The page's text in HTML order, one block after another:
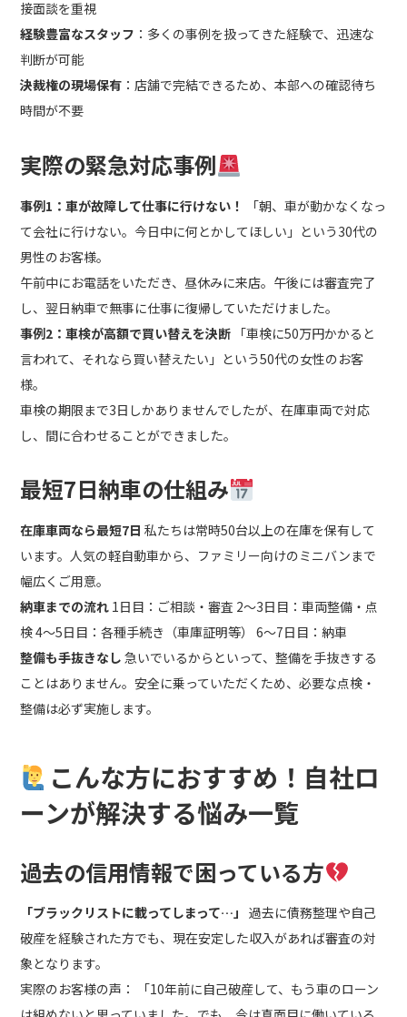
接面談を重視
経験豊富なスタッフ ：多くの事例を扱ってきた経験で、迅速な
判断が可能
決裁権の現場保有 ：店舗で完結できるため、本部への確認待ち
時間が不要
実際の緊急対応事例
事例1：車が故障して仕事に行けない！
「朝、車が動かなくなっ
て会社に行けない。今日中に何とかしてほしい」という30代の
男性のお客様。
午前中にお電話をいただき、昼休みに来店。午後には審査完了
し、翌日納車で無事に仕事に復帰していただけました。
事例2：車検が高額で買い替えを決断 「車検に50万円かかると
言われて、それなら買い替えたい」という50代の女性のお客
様。
車検の期限まで3日しかありませんでしたが、在庫車両で対応
し、間に合わせることができました。
最短7日納車の仕組み
在庫車両なら最短7日 私たちは常時50台以上の在庫を保有して
います。人気の軽自動車から、ファミリー向けのミニバンまで
幅広くご用意。
納車までの流れ 1日目：ご相談・審査 2～3日目：車両整備・点
検 4～5日目：各種手続き（車庫証明等） 6～7日目：納車
整備も手抜きなし 急いでいるからといって、整備を手抜きする
ことはありません。安全に乗っていただくため、必要な点検・
整備は必ず実施します。
こんな方におすすめ！自社ロ
ーンが解決する悩み一覧
過去の信用情報で困っている方
「ブラックリストに載ってしまって…」 過去に債務整理や自己
破産を経験された方でも、現在安定した収入があれば審査の対
象となります。
実際のお客様の声： 「10年前に自己破産して、もう車のローン